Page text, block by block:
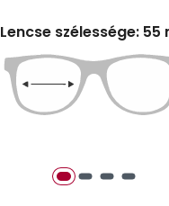
Lencse szélessége: 55